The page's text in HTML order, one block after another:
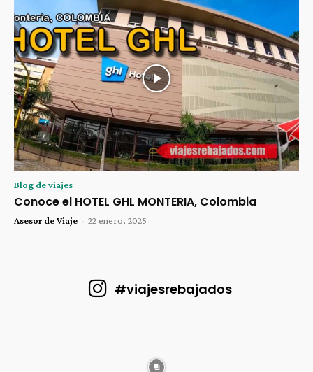
Blog de viajes
Conoce el HOTEL GHL MONTERIA, Colombia
Asesor de Viaje - 22 enero, 2025
#viajesrebajados